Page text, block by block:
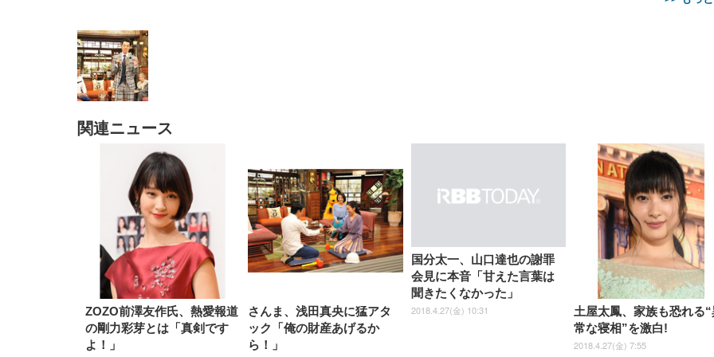
[EdoErgo] オフィスチェア 椅
子 テレワーク 疲れない 跳ね
上げ式アームレスト コンパク
ト 約105度ロッキング pc 事務
椅子 360度回転 座面昇降 強化
ナイロン樹脂ベース 通気性メ
ッシュ 在宅ワーク H-
WY01(黒網+黒枠+黒足)
／デスクチェア メッシュチェ
ア 人間工学 疲れない ブラッ
￥27,999
チェア 疲れない テレワーク
チェア 強化バックレスト 30
度ロッキング機能 人間工学 椅
子 腰サポート 90度跳ね上げ
式アームレスト 3Dヘッドレス
ト ハンガー付き 高反発クッシ
ョン PCチェア 通気性メッシ
ュ ゲーミング/勉強/事務用 お
しゃれ パソコンチェア (ブラ
ック)
￥7,680
Sezlife オフィスチェア デスク
チェア 疲れない テレワーク
チェア 強化バックレスト 30度
ロッキング機能 人間工学 椅子
腰サポート 90度跳ね上げ式ア
ームレスト 3Dヘッドレスト
ハンガー付き 高反発クッショ
ゃれ パソコンチェア (ホワイ
ト)
￥7,680
ANDWINT オフィスチ
ア デスクチェア 肘な
ッシュ 通気性 ランバ
ポート付き 腰サポート
ス圧無段階昇降 360度
転 キャスター付き コ
クト 幅52×奥行58.5×高
84～96cm テレワーク
宅勤務 ブラック
￥4,139
ムモニター | FlexScan
EV3240X-WT | 31.5型4K
UHD・USB Type-C・ホワイ
￥105,595
EV2740X-WT | 27.0型4K
UHD・USB Type-C・ホワイ
￥109,572
ク付き（CFI-ZDM1J）
￥49,979
【整備済み品】Dell
沢 HDMI/DisplayPort/VGA
スピーカー内蔵 高さ調整 ス
￥15,800
【MiniLED/24.5inch/280Hz/
GRAPHT THE SHOOTER
Gaming Monitor 24” Essential
ーミングモニター QD 24.5イ
1ms FHD 量子ドット 残像低減
年保証 | 輝点保証 | 日本メーカ
￥34,980
Amazonベーシック ペットシ
ーツ 薄型 レギュラー 1回使い
捨て 無香料 ホワイト 300枚
ーツ 厚型 ワイド 42枚x2袋(84
枚) ホワイト(吸収面:ライトブ
￥3,234
ツ L 中型犬用 26枚入り 単品
￥1,800
Smart Basic(スマートベーシ
ック) 【Amazon.co.jp限定】
Smart Basic アイリスオーヤマ
ペットシーツ 超厚型 お徳用
ワイド 100枚入 (x 1) (ケース
￥3,670
アイリスオーヤマ ペッ
シーツ 超厚型 お徳用
ュラー 200枚入
【Amazon.co.jp限定】
￥3,731
関連ニュース
ZOZO前澤友作氏、熱愛報道
の剛力彩芽とは「真剣です
よ！」
さんま、浅田真央に猛アタ
ック「俺の財産あげるか
ら！」
国分太一、山口達也の謝罪
会見に本音「甘えた言葉は
聞きたくなかった」
2018.4.27(金) 10:31
土屋太鳳、家族も恐れる“
常な寝相”を激白!
2018.4.27(金) 7:55